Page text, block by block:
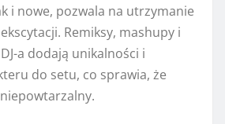
i nowe, pozwala na utrzymanie
Remiksy, mashupy i
a dodają unikalności i
do setu, co sprawia, że